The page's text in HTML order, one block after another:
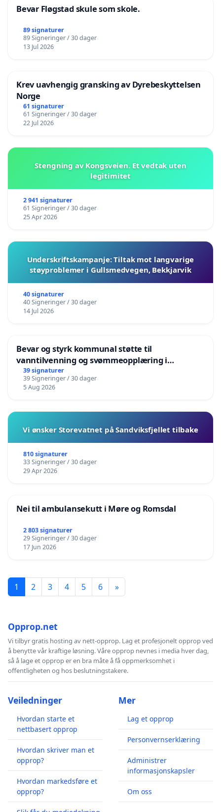
Bevar Fløgstad skule som skole.
89 signaturer
89 Signeringer / 30 dager
13 Jul 2026
Krev uavhengig gransking av Dyrebeskyttelsen
Norge
61 signaturer
61 Signeringer / 30 dager
22 Jul 2026
Stengning av Kongsveien. Et vedtak uten
legitimitet
2 941 signaturer
61 Signeringer / 30 dager
25 Apr 2026
Underskriftskampanje: Tiltak mot langvarige
støyproblemer i Gullsmedvegen, Bekkjarvik
40 signaturer
40 Signeringer / 30 dager
14 Jul 2026
Bevar og styrk kommunal støtte til
vanntilvenning og svømmeopplæring i
barnehagene i Haugesund
39 signaturer
39 Signeringer / 30 dager
5 Aug 2026
Vi ønsker Storevatnet på Sandviksfjellet tilbake
810 signaturer
33 Signeringer / 30 dager
29 Apr 2026
Nei til ambulansekutt i Møre og Romsdal
2 803 signaturer
29 Signeringer / 30 dager
17 Jun 2026
1 2 3 4 5 6 »
Opprop.net
Vi tilbyr gratis hosting av nett-opprop. Lag et profesjonelt opprop ved
å benytte vår kraftige løsning. Våre opprop nevnes i media hver dag,
så å lage et opprop er en bra måte å få oppmerksomhet i
offentligheten og hos beslutningstakere.
Veiledninger
Hvordan starte et
nettbasert opprop
Hvordan skriver man et
opprop?
Hvordan markedsføre et
opprop?
Mer
Lag et opprop
Personvernserklæring
Administrer
informasjonskapsler
Om oss